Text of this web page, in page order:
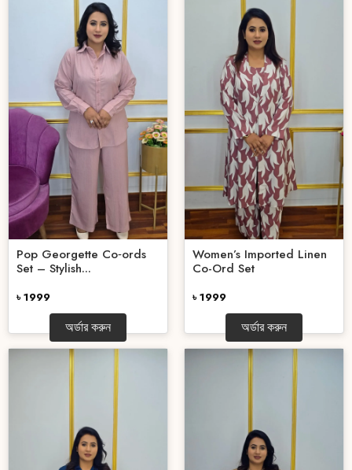
Pop Georgette Co‑ords
Set – Stylish...
৳ 1999
অর্ডার করুন
Women’s Imported Linen
Co-Ord Set
৳ 1999
অর্ডার করুন